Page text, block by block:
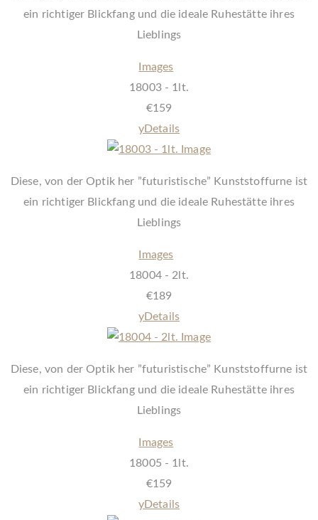
ein richtiger Blickfang und die ideale Ruhestätte ihres
Lieblings
Images
18003 - 1lt.
€159
yDetails
Diese, von der Optik her ”futuristische” Kunststoffurne ist
ein richtiger Blickfang und die ideale Ruhestätte ihres
Lieblings
Images
18004 - 2lt.
€189
yDetails
Diese, von der Optik her ”futuristische” Kunststoffurne ist
ein richtiger Blickfang und die ideale Ruhestätte ihres
Lieblings
Images
18005 - 1lt.
€159
yDetails